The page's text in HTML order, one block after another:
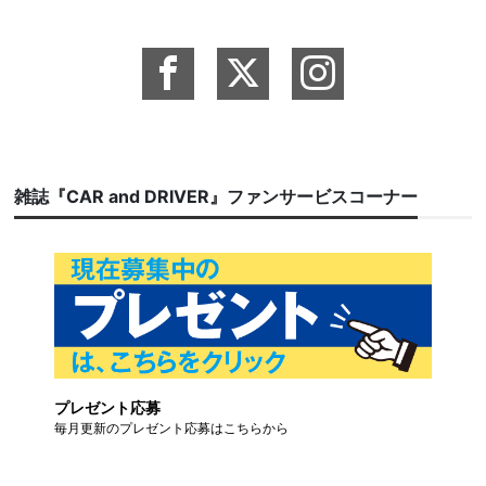
雑誌『CAR and DRIVER』ファンサービスコーナー
プレゼント応募
毎月更新のプレゼント応募はこちらから